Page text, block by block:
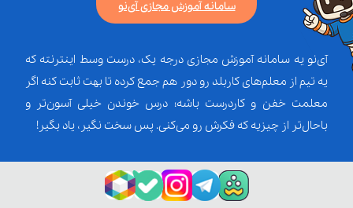
سامانه آموزش مجازی آی‌نو
آی‌نو یه سامانه آموزش مجازی درجه یک، درست وسط اینترنته که
یه تیم از معلم‌‌های کاربلد رو دور هم جمع کرده تا بهت ثابت کنه اگر
معلمت خفن و کاردرست باشه؛ درس خوندن خیلی آسون‌تر و
باحال‌تر از چیزیه که فکرش رو می‌کنی. پس سخت نگیر، یاد بگیر!